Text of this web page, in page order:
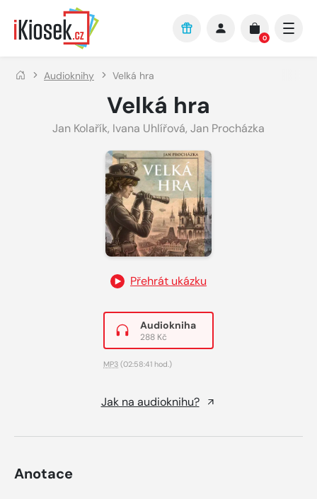
Přejít na hlavní obsah
0
Audioknihy Velká hra
Velká hra
Jan Kolařík, Ivana Uhlířová, Jan Procházka
Přehrát ukázku
Audiokniha
288 Kč
MP3 (02:58:41 hod.)
Jak na audioknihu?
Anotace